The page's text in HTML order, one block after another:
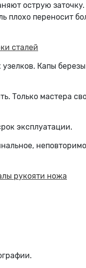
острую
плохо переносит
сталей
Капы
Только мастера
эксплуатации.
рукояти ножа